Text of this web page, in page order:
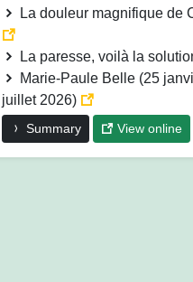
La douleur magnifique de
La paresse, voilà la
Marie-Paule Belle (25
juillet 2026)
Summary View online